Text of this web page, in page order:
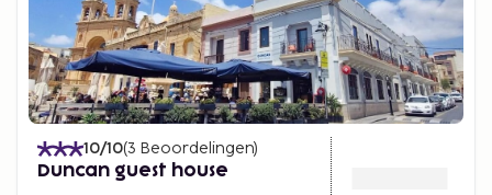
10/10(3 Beoordelingen)
Duncan guest house